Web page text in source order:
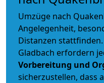
Umzüge nach
Angelegenheit,
Distanzen
Gladbach erfordern
Vorbereitung und
sicherzustellen, dass